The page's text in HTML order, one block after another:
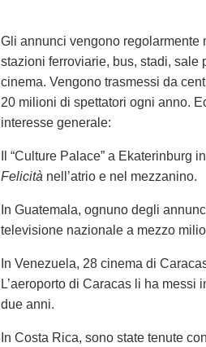
Gli annunci vengono regolarmente
stazioni ferroviarie, bus, stadi, sale
cinema. Vengono trasmessi da
20 milioni di spettatori ogni anno.
interesse generale:
Il “Culture Palace” a Ekaterinburg
Felicità nell’atrio e nel mezzanino.
In Guatemala, ognuno degli
televisione nazionale a mezzo
In Venezuela, 28 cinema di
L’aeroporto di Caracas li ha messi
due anni.
In Costa Rica, sono state tenute